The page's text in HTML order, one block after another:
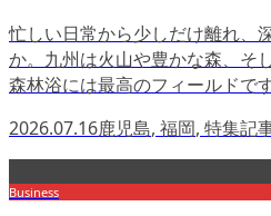
忙しい日常から少しだけ離れ、
か。九州は火山や豊かな森、そ
森林浴には最高のフィールドで
2026.07.16鹿児島, 福岡, 特集記
Business